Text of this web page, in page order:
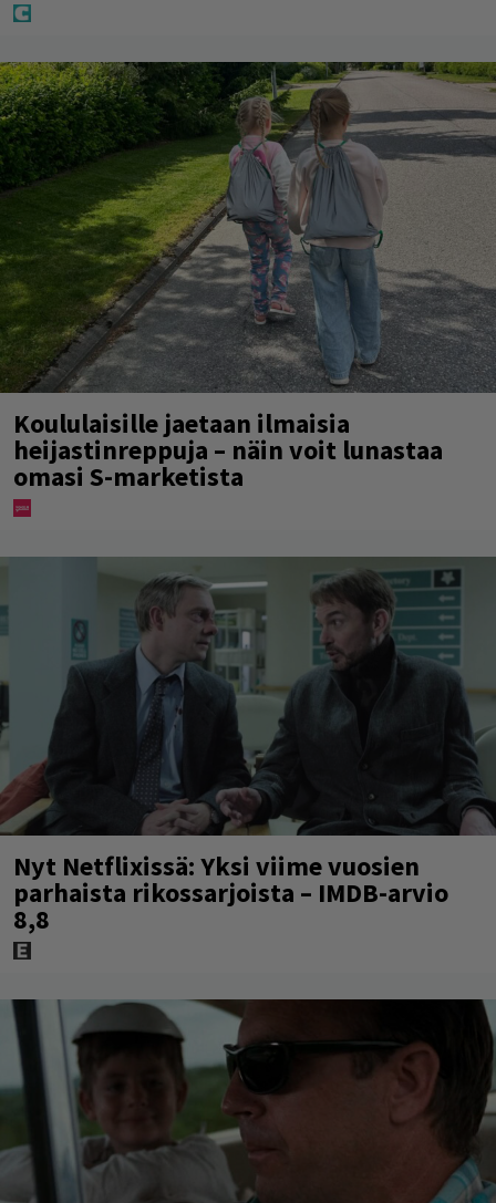
Koululaisille jaetaan ilmaisia
heijastinreppuja – näin voit lunastaa
omasi S-marketista
Nyt Netflixissä: Yksi viime vuosien
parhaista rikossarjoista – IMDB-arvio
8,8